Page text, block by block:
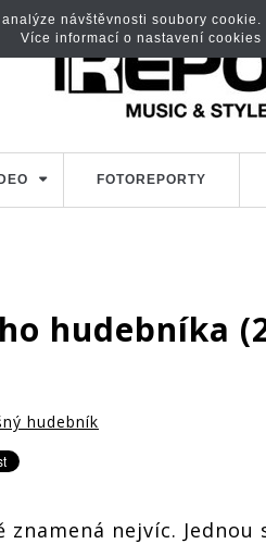
FOTOREPORTY
hudebníka
hudebník
znamená nejvíc.
návštěvnosti soubory
Více informací o nastavení cookies